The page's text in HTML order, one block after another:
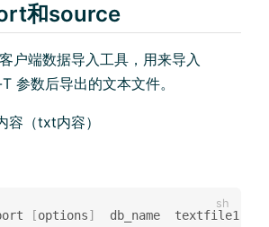
和source
户端数据导入工具，用来导入
参数后导出的文本文件。
容（txt内容）
[options]
  db_name  textfile1